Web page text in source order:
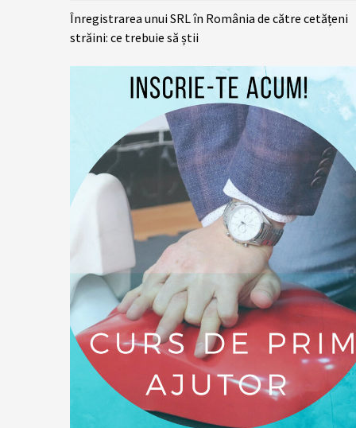
Înregistrarea unui SRL în România de către cetățeni
străini: ce trebuie să știi